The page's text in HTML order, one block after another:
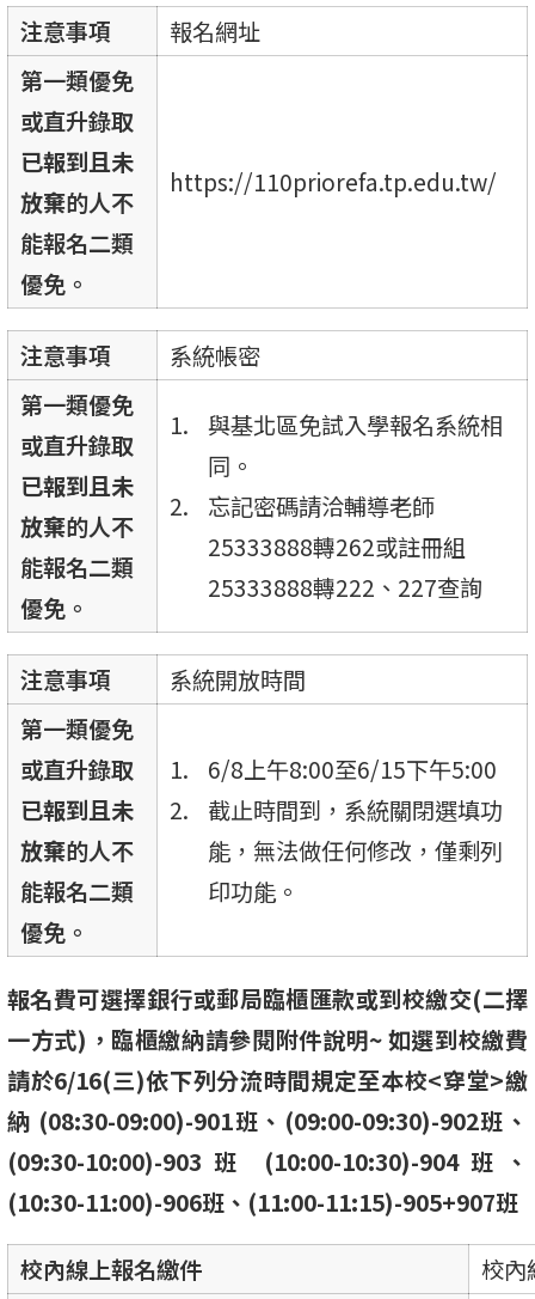
注意事項
報名網址
第一類優免
或直升錄取
已報到且未
放棄的人不
能報名二類
優免。
https://110priorefa.tp.edu.tw/
注意事項
系統帳密
第一類優免
或直升錄取
已報到且未
放棄的人不
能報名二類
優免。
與基北區免試入學報名系統相
同。
忘記密碼請洽輔導老師
25333888轉262或註冊組
25333888轉222、227查詢
注意事項
系統開放時間
第一類優免
或直升錄取
已報到且未
放棄的人不
能報名二類
優免。
6/8上午8:00至6/15下午5:00
截止時間到，系統關閉選填功
能，無法做任何修改，僅剩列
印功能。
報名費可選擇銀行或郵局臨櫃匯款或到校繳交(二擇
一方式)，臨櫃繳納請參閱附件說明~ 如選到校繳費
請於6/16(三)依下列分流時間規定至本校<穿堂>繳
納 (08:30-09:00)-901班、(09:00-09:30)-902班、
(09:30-10:00)-903班 (10:00-10:30)-904班、
(10:30-11:00)-906班、(11:00-11:15)-905+907班
校內線上報名繳件
校內